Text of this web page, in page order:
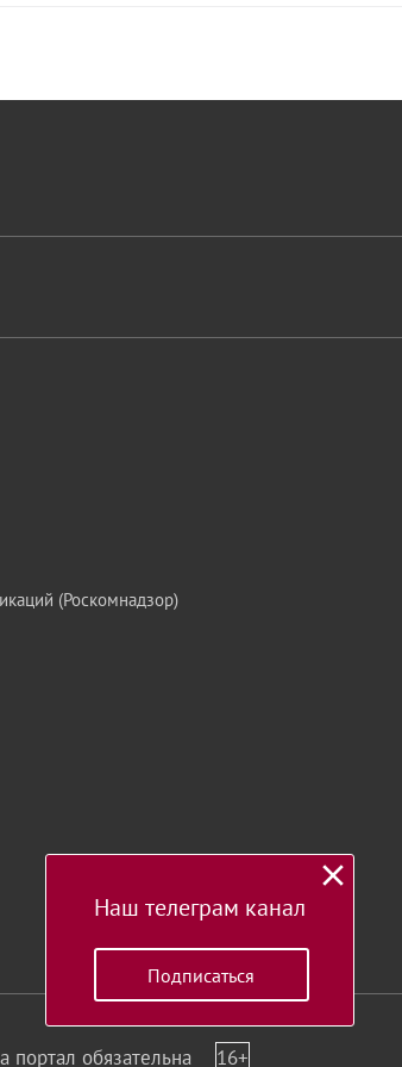
(Роскомнадзор)
портал обязательна 16+
Наш телеграм канал
Подписаться